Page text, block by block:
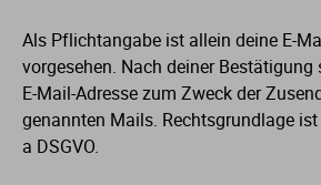
Als Pflichtangabe ist allein deine E-
vorgesehen. Nach deiner Bestätigung
E-Mail-Adresse zum Zweck der
genannten Mails. Rechtsgrundlage
a DSGVO.